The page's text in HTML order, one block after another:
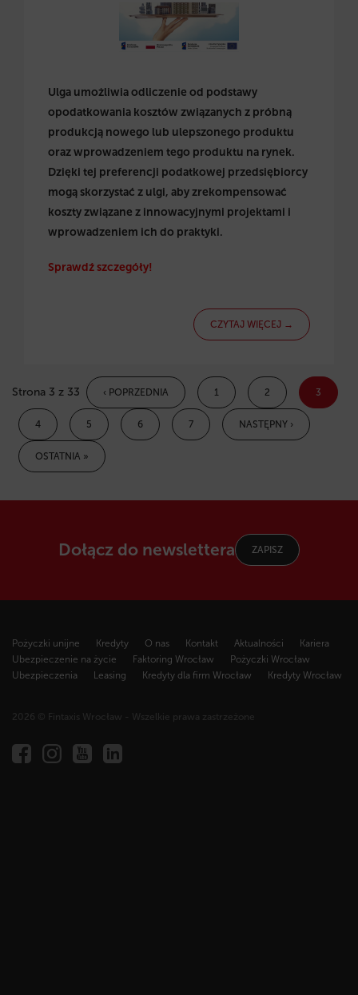
Ulga umożliwia odliczenie od podstawy
opodatkowania kosztów związanych z próbną
produkcją nowego lub ulepszonego produktu
oraz wprowadzeniem tego produktu na rynek.
Dzięki tej preferencji podatkowej przedsiębiorcy
mogą skorzystać z ulgi, aby zrekompensować
koszty związane z innowacyjnymi projektami i
wprowadzeniem ich do praktyki.
Sprawdź szczegóły!
CZYTAJ WIĘCEJ →
Strona 3 z 33 ‹ POPRZEDNIA 1 2 3
4 5 6 7 NASTĘPNY ›
OSTATNIA »
Dołącz do newslettera ZAPISZ
Pożyczki unijne Kredyty O nas Kontakt Aktualności
Kariera
Ubezpieczenie na życie
Faktoring Wrocław
Pożyczki Wrocław
Ubezpieczenia
Leasing Kredyty dla firm Wrocław Kredyty Wrocław
2026 © Fintaxis Wrocław - Wszelkie prawa zastrzeżone